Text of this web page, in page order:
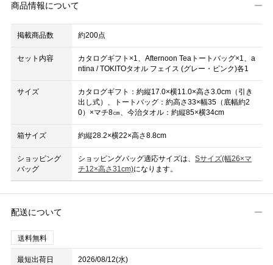
商品情報について
掲載商品数 約200点
セット内容
カタログギフト×1、Afternoon Teaトートバッグ×1、a
ntina / TOKITOタオル フェイス (グレー・ピンク)各1
サイズ
カタログギフト：約縦17.0×横11.0×高さ3.0cm（引き
出し式）、トートバッグ：約高さ33×幅35（底幅約2
0）×マチ8㎝、今治タオル：約縦85×横34cm
箱サイズ 約縦28.2×横22×高さ8.8cm
ショッピング
バッグ
ショッピングバッグ適応サイズは、 Sサイズ(幅26×マ
チ12×高さ31cm)になります。
配送について
送料無料
最短出荷日 2026/08/12(水)